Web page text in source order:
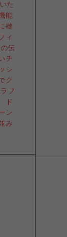
た
能
縫
ィ
伝
チ
シ
ク
フ
ド
ン
み